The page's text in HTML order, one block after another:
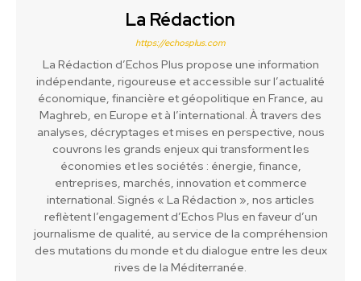
La Rédaction
https://echosplus.com
La Rédaction d’Echos Plus propose une information
indépendante, rigoureuse et accessible sur l’actualité
économique, financière et géopolitique en France, au
Maghreb, en Europe et à l’international. À travers des
analyses, décryptages et mises en perspective, nous
couvrons les grands enjeux qui transforment les
économies et les sociétés : énergie, finance,
entreprises, marchés, innovation et commerce
international. Signés « La Rédaction », nos articles
reflètent l’engagement d’Echos Plus en faveur d’un
journalisme de qualité, au service de la compréhension
des mutations du monde et du dialogue entre les deux
rives de la Méditerranée.